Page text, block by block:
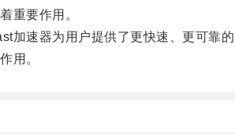
重要作用。
速器为用户提供了更快速、更可靠的
用。